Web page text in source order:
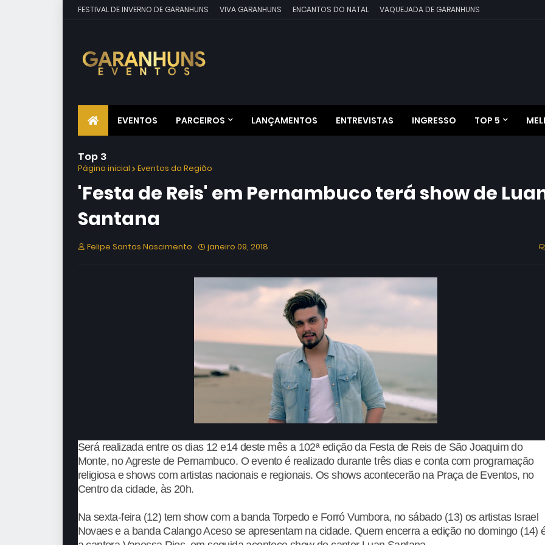
FESTIVAL DE INVERNO DE GARANHUNS VIVA GARANHUNS ENCANTOS DO NATAL VAQUEJADA DE GARANHUNS
EVENTOS PARCEIROS LANÇAMENTOS ENTREVISTAS INGRESSO TOP 5
Top 3
Página inicial Eventos da Região
'Festa de Reis' em Pernambuco terá show de
Santana
Felipe Santos Nascimento janeiro 09, 2018
Será realizada entre os dias 12 e14 deste mês a 102ª edição da Festa de Reis de São Joaquim do
Monte, no Agreste de Pernambuco. O evento é realizado durante três dias e conta com programação
religiosa e shows com artistas nacionais e regionais. Os shows acontecerão na Praça de Eventos, no
Centro da cidade, às 20h.
Na sexta-feira (12) tem show com a banda Torpedo e Forró Vumbora, no sábado (13) os artistas Israel
Novaes e a banda Calango Aceso se apresentam na cidade. Quem encerra a edição no domingo (14)